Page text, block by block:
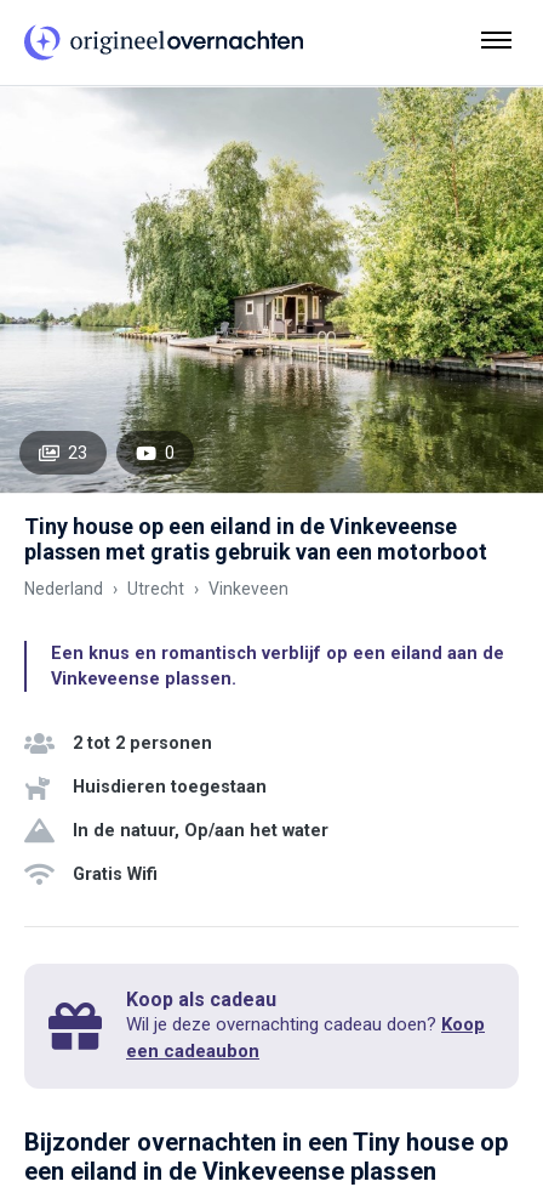
23 0
Tiny house op een eiland in de Vinkeveense
plassen met gratis gebruik van een motorboot
Nederland Utrecht Vinkeveen
Een knus en romantisch verblijf op een eiland aan de
Vinkeveense plassen.
2 tot 2 personen
Huisdieren toegestaan
In de natuur, Op/aan het water
Gratis Wifi
Koop als cadeau
Wil je deze overnachting cadeau doen? Koop
een cadeaubon
Bijzonder overnachten in een Tiny house op
een eiland in de Vinkeveense plassen